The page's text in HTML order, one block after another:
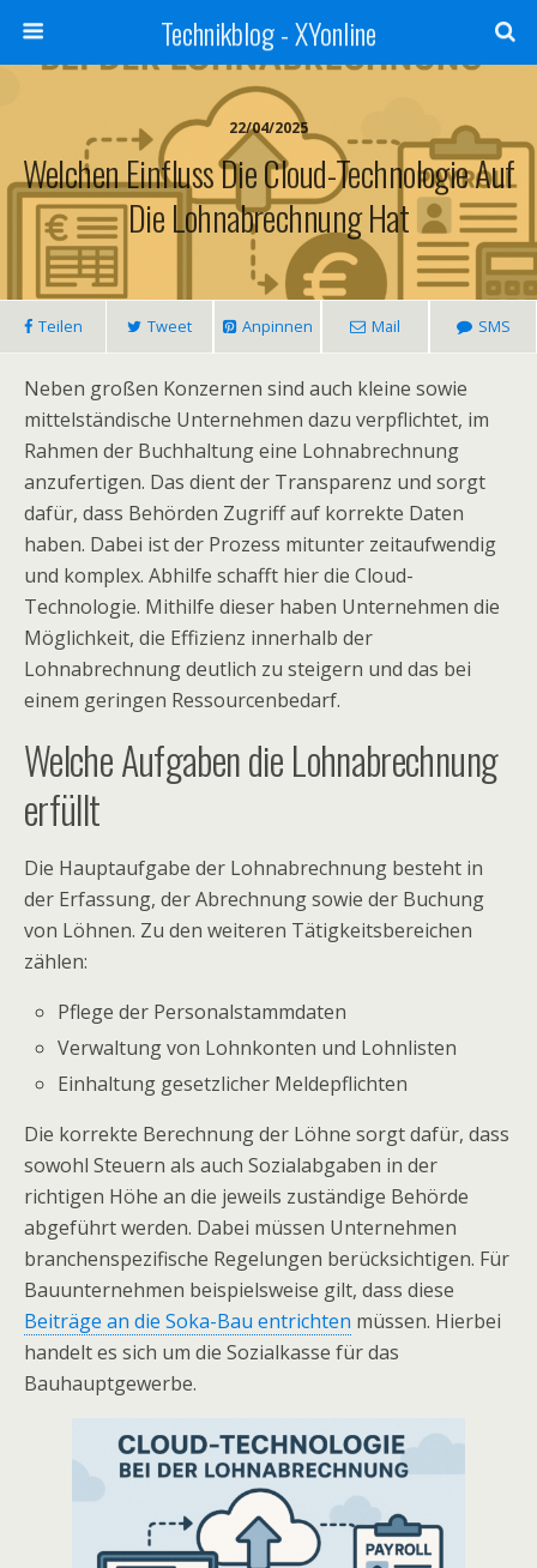
Technikblog - XYonline
22/04/2025
Welchen Einfluss Die Cloud-Technologie Auf
Die Lohnabrechnung Hat
Teilen Tweet Anpinnen Mail SMS
Neben großen Konzernen sind auch kleine sowie
mittelständische Unternehmen dazu verpflichtet, im
Rahmen der Buchhaltung eine Lohnabrechnung
anzufertigen. Das dient der Transparenz und sorgt
dafür, dass Behörden Zugriff auf korrekte Daten
haben. Dabei ist der Prozess mitunter zeitaufwendig
und komplex. Abhilfe schafft hier die Cloud-
Technologie. Mithilfe dieser haben Unternehmen die
Möglichkeit, die Effizienz innerhalb der
Lohnabrechnung deutlich zu steigern und das bei
einem geringen Ressourcenbedarf.
Welche Aufgaben die Lohnabrechnung
erfüllt
Die Hauptaufgabe der Lohnabrechnung besteht in
der Erfassung, der Abrechnung sowie der Buchung
von Löhnen. Zu den weiteren Tätigkeitsbereichen
zählen:
Pflege der Personalstammdaten
Verwaltung von Lohnkonten und Lohnlisten
Einhaltung gesetzlicher Meldepflichten
Die korrekte Berechnung der Löhne sorgt dafür, dass
sowohl Steuern als auch Sozialabgaben in der
richtigen Höhe an die jeweils zuständige Behörde
abgeführt werden. Dabei müssen Unternehmen
branchenspezifische Regelungen berücksichtigen. Für
Bauunternehmen beispielsweise gilt, dass diese
Beiträge an die Soka-Bau entrichten müssen. Hierbei
handelt es sich um die Sozialkasse für das
Bauhauptgewerbe.